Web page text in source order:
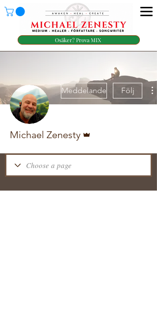
Osäker? Prova MIX
Meddelande Följ
Michael Zenesty